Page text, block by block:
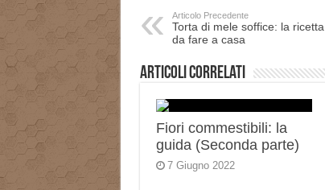
Articolo Precedente
Torta di mele soffice: la ricetta
da fare a casa
Articoli correlati
Fiori commestibili: la
guida (Seconda parte)
7 Giugno 2022